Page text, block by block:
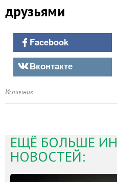
друзьями
Facebook
Вконтакте
Источник
ЕЩЁ БОЛЬШЕ
НОВОСТЕЙ: